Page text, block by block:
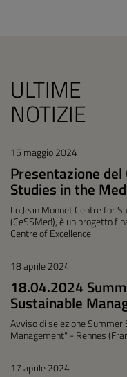
ULTIME
NOTIZIE
15 maggio 2024
Presentazione
Studies in the
Lo Jean Monnet Centre for
(CeSSMed), è un progetto
Centre of Excellence.
18 aprile 2024
18.04.2024
Sustainable
Avviso di selezione Summer
Management" - Rennes
17 aprile 2024